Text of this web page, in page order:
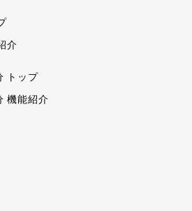
介
トップ
機能紹介